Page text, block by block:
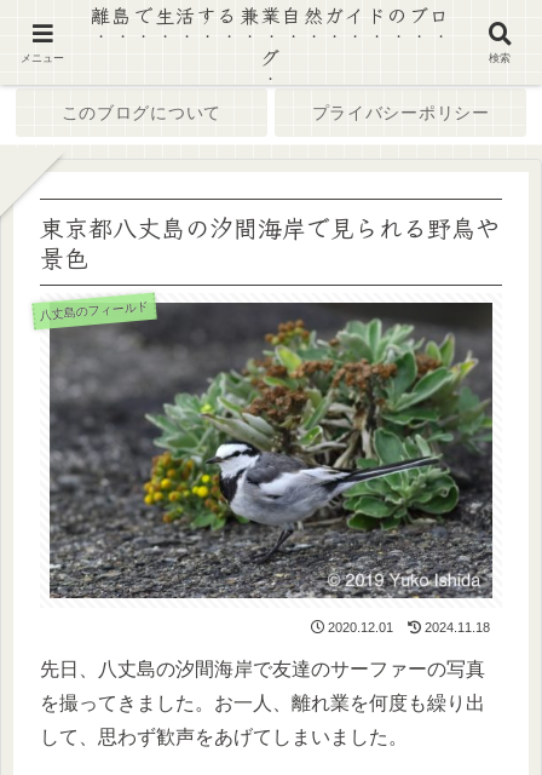
このブログについて プライバシーポリシー
東京都八丈島の汐間海岸で見られる野鳥や
景色
八丈島のフィールド
2020.12.01 2024.11.18
先日、八丈島の汐間海岸で友達のサーファーの写真
を撮ってきました。お一人、離れ業を何度も繰り出
して、思わず歓声をあげてしまいました。
メニュー
離島で生活する兼業自然ガイドのブロ
グ
検索